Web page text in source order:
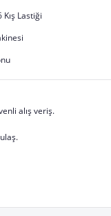
Lastiği
alış veriş.